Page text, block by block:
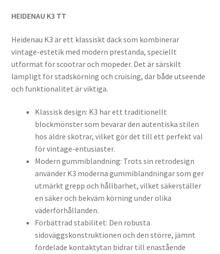
HEIDENAU K3 TT
Heidenau K3 är ett klassiskt däck som kombinerar
vintage-estetik med modern prestanda, speciellt
utformat för scootrar och mopeder. Det är särskilt
lämpligt för stadskörning och cruising, där både utseende
och funktionalitet är viktiga.
Klassisk design: K3 har ett traditionellt
blockmönster som bevarar den autentiska stilen
hos äldre skotrar, vilket gör det till ett perfekt val
för vintage-entusiaster.
Modern gummiblandning: Trots sin retrodesign
använder K3 moderna gummiblandningar som ger
utmärkt grepp och hållbarhet, vilket säkerställer
en säker och bekväm körning under olika
väderförhållanden.
Förbättrad stabilitet: Den robusta
sidoväggskonstruktionen och den större, jämnt
fördelade kontaktytan bidrar till enastående